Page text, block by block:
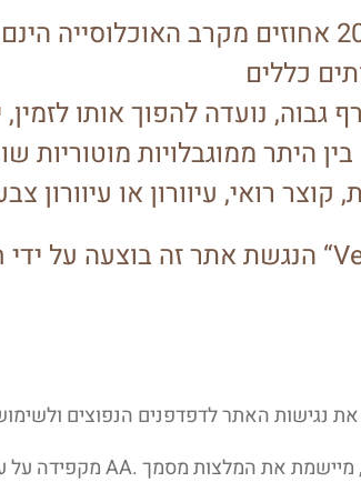
במדינת ישראל כ-20 אחוזים מקרב
רף גבוה, נועדה להפוך אותו